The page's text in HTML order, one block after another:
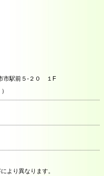
市駅前５‐２０ １F
より異なります。